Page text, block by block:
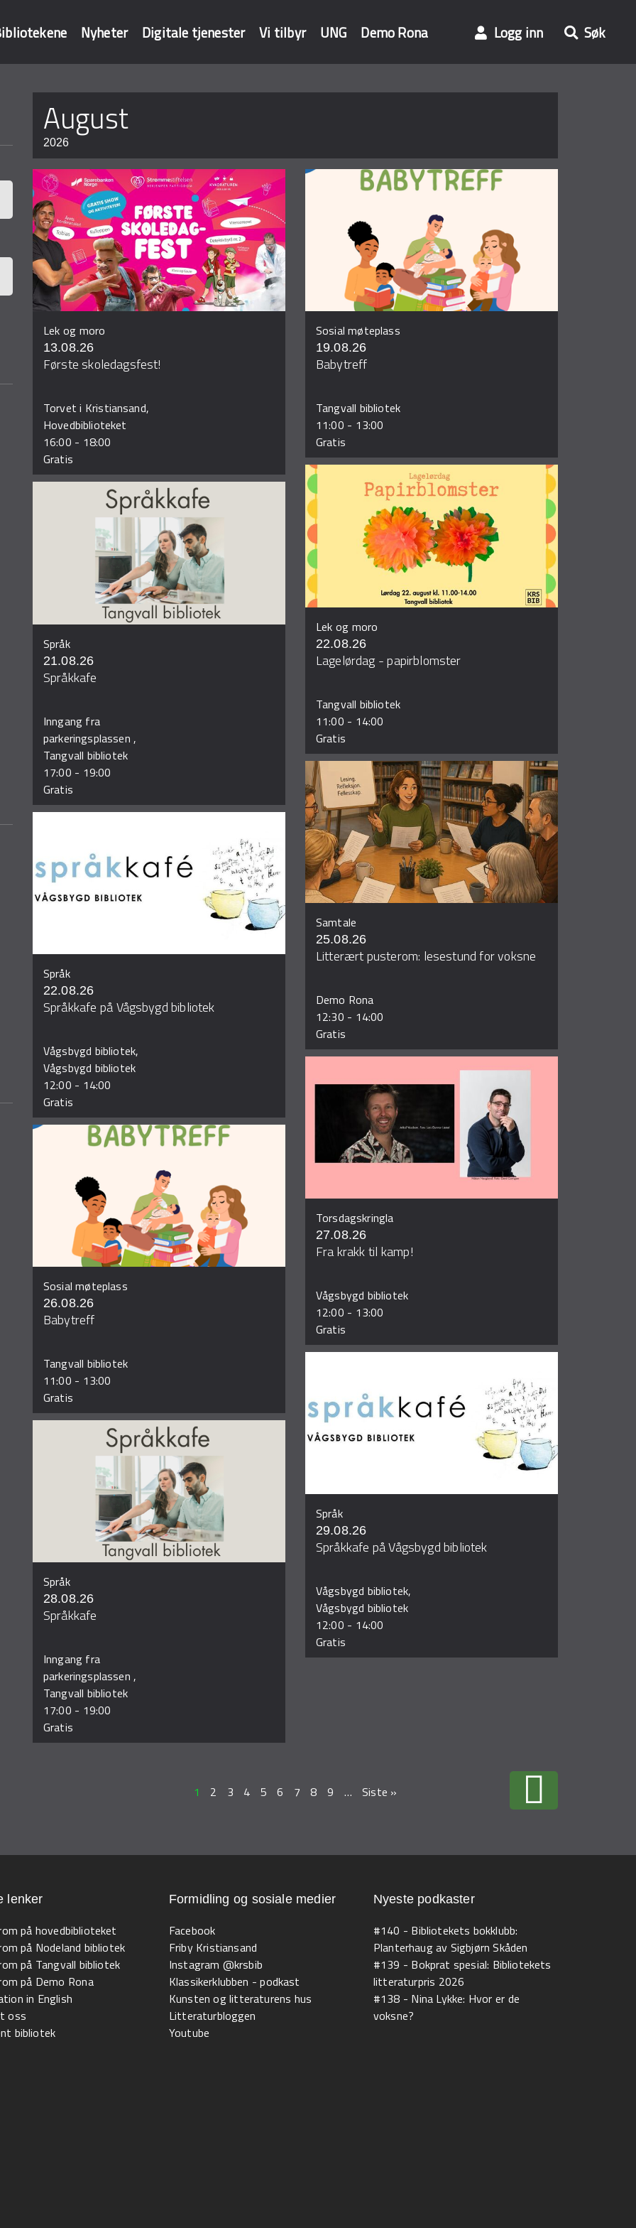
Nyheter Digitale tjenester Vi tilbyr UNG Demo Rona Logg inn Søk
august
2026
Lek og moro
13.08.26
Første skoledagsfest!
Torvet i Kristiansand,
Hovedbiblioteket
16:00 - 18:00
Gratis
Sosial møteplass
19.08.26
Babytreff
Tangvall bibliotek
11:00 - 13:00
Gratis
Språk
21.08.26
Språkkafe
Inngang fra
parkeringsplassen ,
Tangvall bibliotek
17:00 - 19:00
Gratis
Lek og moro
22.08.26
Lagelørdag - papirblomster
Tangvall bibliotek
11:00 - 14:00
Gratis
Språk
22.08.26
Språkkafe på Vågsbygd bibliotek
Vågsbygd bibliotek,
Vågsbygd bibliotek
12:00 - 14:00
Gratis
Samtale
25.08.26
Litterært pusterom: lesestund for voksne
Demo Rona
12:30 - 14:00
Gratis
Sosial møteplass
26.08.26
Babytreff
Tangvall bibliotek
11:00 - 13:00
Gratis
Torsdagskringla
27.08.26
Fra krakk til kamp!
Vågsbygd bibliotek
12:00 - 13:00
Gratis
Språk
28.08.26
Språkkafe
Inngang fra
parkeringsplassen ,
Tangvall bibliotek
17:00 - 19:00
Gratis
Språk
29.08.26
Språkkafe på Vågsbygd bibliotek
Vågsbygd bibliotek,
Vågsbygd bibliotek
12:00 - 14:00
Gratis
Sider
1 2 3 4 5 6 7 8 9 … Siste »
lenker
på hovedbiblioteket
på Nodeland bibliotek
på Tangvall bibliotek
på Demo Rona
in English
oss
bibliotek
Formidling og sosiale medier
Facebook
Friby Kristiansand
Instagram @krsbib
Klassikerklubben - podkast
Kunsten og litteraturens hus
Litteraturbloggen
Youtube
Nyeste podkaster
#140 - Bibliotekets bokklubb:
Planterhaug av Sigbjørn Skåden
#139 - Bokprat spesial: Bibliotekets
litteraturpris 2026
#138 - Nina Lykke: Hvor er de
voksne?